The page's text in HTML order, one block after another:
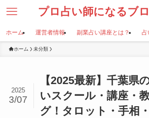
プロ占い師になるブ
ホーム 運営者情報 副業占い講座とは？ 占
ホーム 未分類
【2025最新】千葉県
いスクール・講座・
グ！タロット・手相
2025
3/07